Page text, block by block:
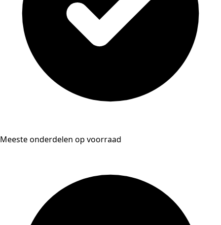
Meeste onderdelen op voorraad